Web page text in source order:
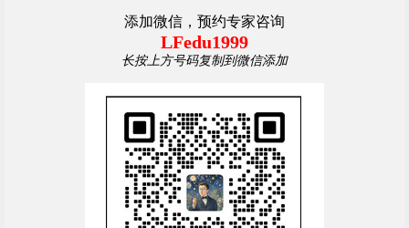
添加微信，预约专家咨询
LFedu1999
长按上方号码复制到微信添加